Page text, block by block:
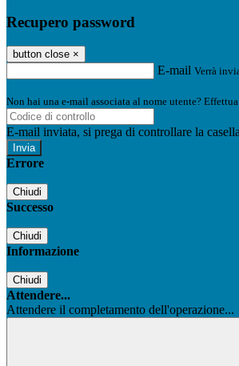
Recupero password
button close ×
E-mail Verrà
Non hai una e-mail associata al nome utente?
E-mail inviata, si prega di controllare la
Errore
Chiudi
Successo
Chiudi
Informazione
Chiudi
Attendere...
Attendere il completamento dell'operazione...